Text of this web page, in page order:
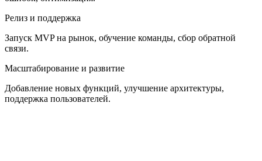
Релиз и поддержка
Запуск MVP на рынок, обучение команды, сбор обратной
связи.
Масштабирование и развитие
Добавление новых функций, улучшение архитектуры,
поддержка пользователей.